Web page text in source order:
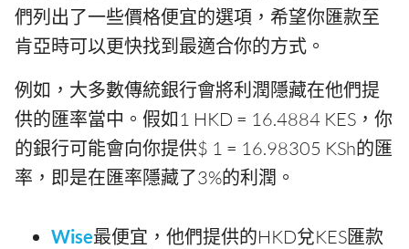
們列出了一些價格便宜的選項，希望你匯款至
肯亞時可以更快找到最適合你的方式。
例如，大多數傳統銀行會將利潤隱藏在他們提
供的匯率當中。假如1 HKD = 16.4884 KES，你
的銀行可能會向你提供$ 1 = 16.98305 KSh的匯
率，即是在匯率隱藏了3%的利潤。
Wise最便宜，他們提供的HKD兌KES匯款